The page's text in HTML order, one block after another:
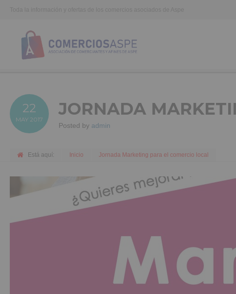
22
MAY 2017
JORNADA
Posted by admin
Está aquí: Inicio Jornada Marketing para el comercio local